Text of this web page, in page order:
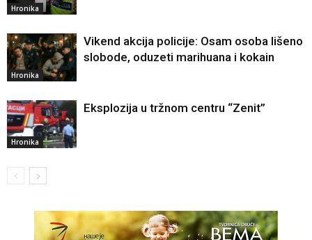
Hronika
Hronika
Vikend akcija policije: Osam osoba lišeno
slobode, oduzeti marihuana i kokain
Hronika
Eksplozija u tržnom centru “Zenit”